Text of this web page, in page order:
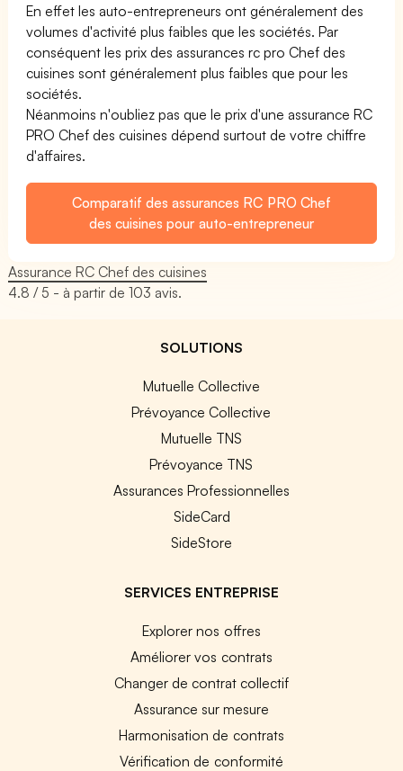
En effet les auto-entrepreneurs ont généralement des
volumes d'activité plus faibles que les sociétés. Par
conséquent les prix des assurances rc pro Chef des
cuisines sont généralement plus faibles que pour les
sociétés.
Néanmoins n'oubliez pas que le prix d'une assurance RC
PRO Chef des cuisines dépend surtout de votre chiffre
d'affaires.
Comparatif des assurances RC PRO Chef
des cuisines pour auto-entrepreneur
Assurance RC Chef des cuisines
4.8 / 5 - à partir de103 avis.
SOLUTIONS
Mutuelle Collective
Prévoyance Collective
Mutuelle TNS
Prévoyance TNS
Assurances Professionnelles
SideCard
SideStore
SERVICES ENTREPRISE
Explorer nos offres
Améliorer vos contrats
Changer de contrat collectif
Assurance sur mesure
Harmonisation de contrats
Vérification de conformité